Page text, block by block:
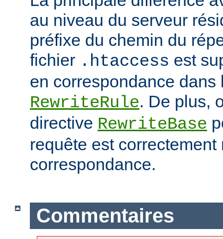
au niveau du serveur
préfixe du chemin du
fichier .htaccess est
en correspondance dans
RewriteRule. De plus,
directive RewriteBase
requête est correctement
correspondance.
Commentaires